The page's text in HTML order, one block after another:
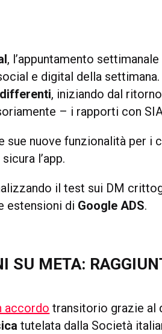
, l’appuntamento
e digital della settimana.
, iniziando dal
– i rapporti con
sue nuove funzionalità per i
l’app.
il test sui DM
estensioni di Google ADS.
SU META:
accordo transitorio grazie al
tutelata dalla Società